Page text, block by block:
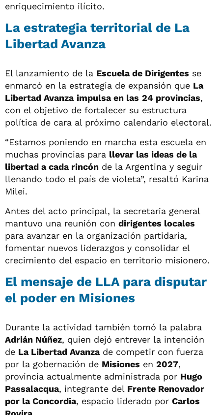
enriquecimiento ilícito.
La estrategia territorial de La
Libertad Avanza
El lanzamiento de la Escuela de Dirigentes se
enmarcó en la estrategia de expansión que La
Libertad Avanza impulsa en las 24 provincias,
con el objetivo de fortalecer su estructura
política de cara al próximo calendario electoral.
“Estamos poniendo en marcha esta escuela en
muchas provincias para llevar las ideas de la
libertad a cada rincón de la Argentina y seguir
llenando todo el país de violeta”, resaltó Karina
Milei.
Antes del acto principal, la secretaria general
mantuvo una reunión con dirigentes locales
para avanzar en la organización partidaria,
fomentar nuevos liderazgos y consolidar el
crecimiento del espacio en territorio misionero.
El mensaje de LLA para disputar
el poder en Misiones
Durante la actividad también tomó la palabra
Adrián Núñez, quien dejó entrever la intención
de La Libertad Avanzade competir con fuerza
por la gobernación de Misiones en 2027,
provincia actualmente administrada por Hugo
Passalacqua, integrante del Frente Renovador
por la Concordia, espacio liderado por Carlos